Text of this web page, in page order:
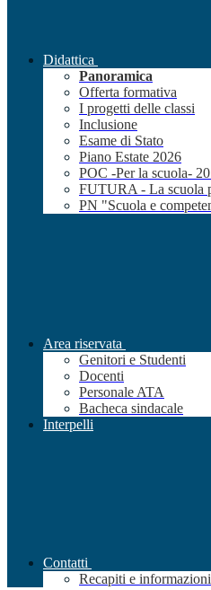
Didattica
Panoramica
Offerta formativa
I progetti delle classi
Inclusione
Esame di Stato
Piano Estate 2026
POC -Per la scuola-
FUTURA - La scuola
PN "Scuola e
Area riservata
Genitori e Studenti
Docenti
Personale ATA
Bacheca sindacale
Interpelli
Contatti
Recapiti e informazioni